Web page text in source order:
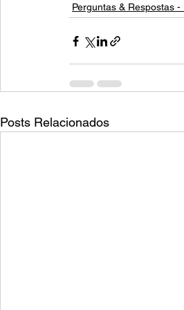
Perguntas & Respostas -
Posts Relacionados